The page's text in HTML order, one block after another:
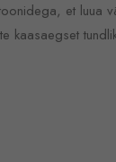
et